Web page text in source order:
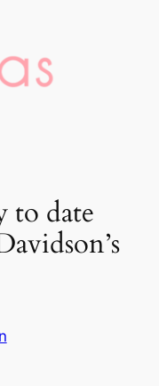
to date